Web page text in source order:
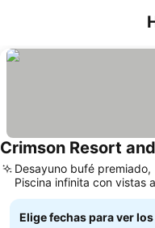
Crimson Resort
Desayuno bufé premiado,
Piscina infinita con vistas
mar
Elige fechas para ver